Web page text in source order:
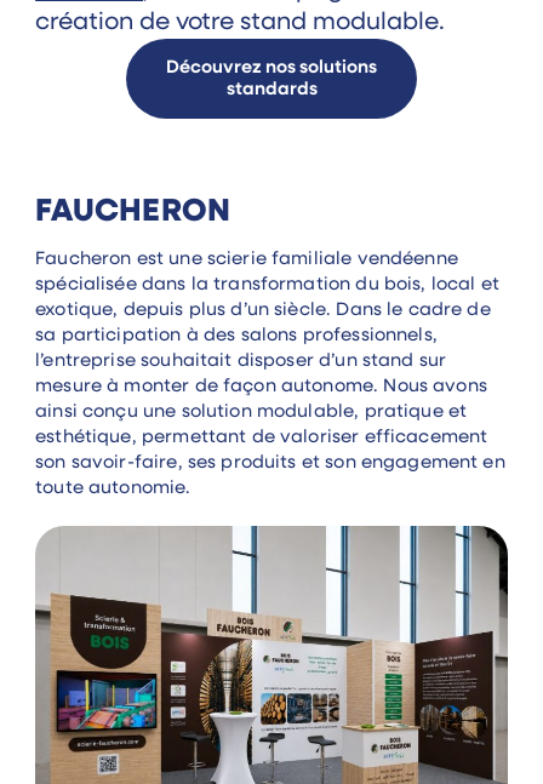
création de votre stand modulable.
Découvrez nos solutions
standards
FAUCHERON
Faucheron est une scierie familiale vendéenne
spécialisée dans la transformation du bois, local et
exotique, depuis plus d’un siècle. Dans le cadre de
sa participation à des salons professionnels,
l’entreprise souhaitait disposer d’un stand sur
mesure à monter de façon autonome. Nous avons
ainsi conçu une solution modulable, pratique et
esthétique, permettant de valoriser efficacement
son savoir-faire, ses produits et son engagement en
toute autonomie.